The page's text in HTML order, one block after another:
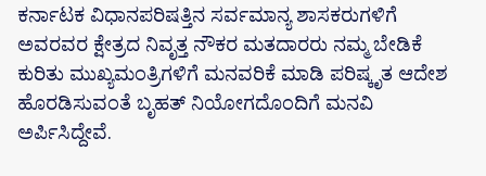
ಕರ್ನಾಟಕ ವಿಧಾನಪರಿಷತ್ತಿನ ಸರ್ವಮಾನ್ಯ ಶಾಸಕರುಗಳಿಗೆ
ಅವರವರ ಕ್ಷೇತ್ರದ ನಿವೃತ್ತ ನೌಕರ ಮತದಾರರು ನಮ್ಮ ಬೇಡಿಕೆ
ಕುರಿತು ಮುಖ್ಯಮಂತ್ರಿಗಳಿಗೆ ಮನವರಿಕೆ ಮಾಡಿ ಪರಿಷ್ಕೃತ ಆದೇಶ
ಹೊರಡಿಸುವಂತೆ ಬೃಹತ್ ನಿಯೋಗದೊಂದಿಗೆ ಮನವಿ
ಅರ್ಪಿಸಿದ್ದೇವೆ.